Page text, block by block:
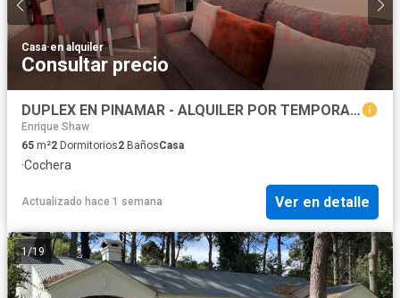
Casa·en alquiler
Consultar precio
DUPLEX EN PINAMAR - ALQUILER POR TEMPORADA - JASON 1502
Enrique Shaw
65 m²2 Dormitorios2 BañosCasa
·Cochera
Actualizado hace 1 semana Ver en detalle
1/19